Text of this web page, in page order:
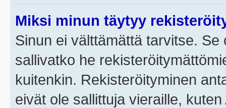
Miksi minun täytyy
Sinun ei välttämättä tarvitse.
sallivatko he
kuitenkin. Rekisteröityminen
eivät ole sallittuja vieraille,